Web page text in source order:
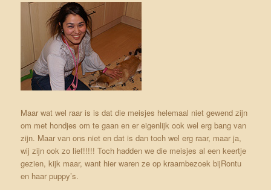
Maar wat wel raar is is dat die meisjes helemaal niet gewend zijn
om met hondjes om te gaan en er eigenlijk ook wel erg bang van
zijn. Maar van ons niet en dat is dan toch wel erg raar, maar ja,
wij zijn ook zo lief!!!!! Toch hadden we die meisjes al een keertje
gezien, kijk maar, want hier waren ze op kraambezoek bijRontu
en haar puppy’s.